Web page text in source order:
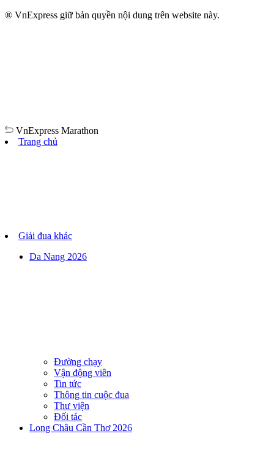
® VnExpress giữ bản quyền nội dung trên website này.
VnExpress Marathon
Trang chủ
Giải đua khác
Da Nang 2026
Đường chạy
Vận động viên
Tin tức
Thông tin cuộc đua
Thư viện
Đối tác
Long Châu Cần Thơ 2026